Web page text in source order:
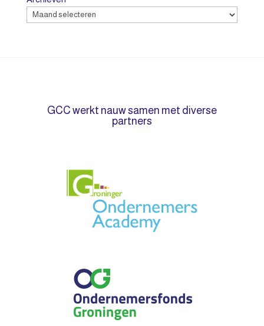
GCC werkt nauw samen met diverse
partners